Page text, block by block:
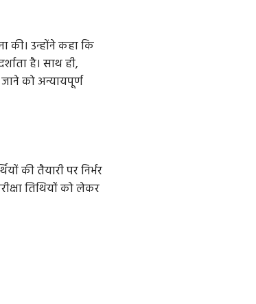
उन्होंने कहा कि
है। साथ ही,
जाने को अन्यायपूर्ण
की तैयारी पर निर्भर
तिथियों को लेकर